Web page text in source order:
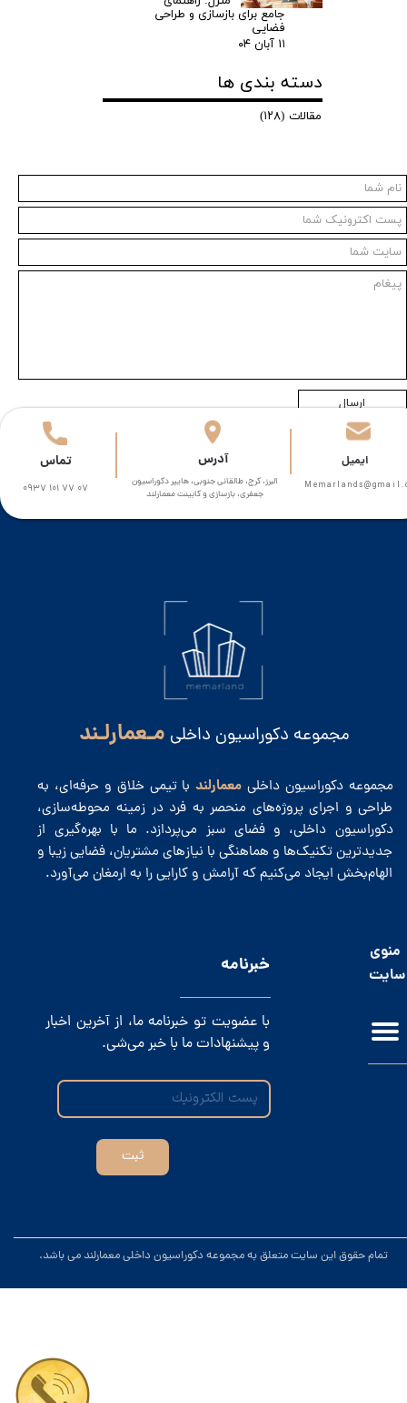
ارسال
جامع برای بازسازی و طراحی
فضایی
۱۱ آبان ۰۴
دسته بندی ها
مقالات (۱۲۸)
.تمام حقوق این سایت متعلق به مجموعه دکوراسیون داخلی معمارلند می باشد
مجموعه دکوراسیون داخلی مـعمارلـند
مجموعه دکوراسیون داخلی معمارلندبا تیمی خلاق و حرفه‌ای، به
طراحی و اجرای پروژه‌های منحصر به فرد در زمینه محوطه‌سازی،
دکوراسیون داخلی، و فضای سبز می‌پردازد. ما با بهره‌گیری از
جدیدترین تکنیک‌ها و هماهنگی با نیازهای مشتریان، فضایی زیبا و
الهام‌بخش ایجاد می‌کنیم که آرامش و کارایی را به ارمغان می‌آورد.
البرز، کرج، طالقانی جنوبی، هایپر دکوراسیون
جعفری، بازسازی و کابینت معمارلند
0937 101 77 07
​آدرس ​​ایمیل تماس
منوی
سایت
​خبرنامه
با عضویت تو خبرنامه ما، از آخرین اخبار
و پیشنهادات ما با خبر می‌شی.
ثبت